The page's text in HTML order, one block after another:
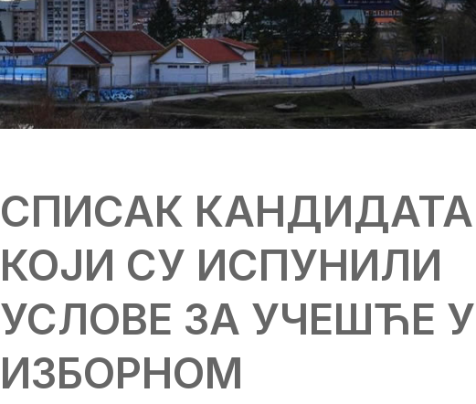
СПИСАК КАНДИДАТА
КОЈИ СУ ИСПУНИЛИ
УСЛОВЕ ЗА УЧЕШЋЕ У
ИЗБОРНОМ